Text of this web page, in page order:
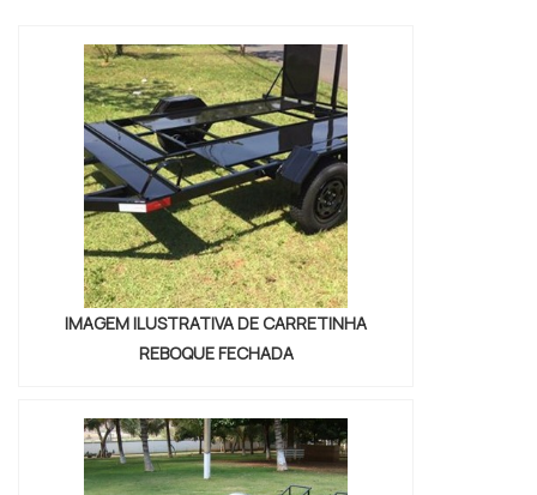
ÁGUASe alguém pesquisar carretinha
reboque água comprometedora com os
serviços, encontra na Nami Solucoes. É
possível encontrar carretinha comboio e
carretinha comboio, oferecendo o que há
de melhor no mercado...
IMAGEM ILUSTRATIVA DE CARRETINHA
REBOQUE FECHADA